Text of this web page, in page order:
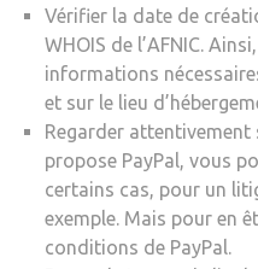
Vérifier la date de
WHOIS de l’AFNIC.
informations
et sur le lieu
Regarder attentivement
propose PayPal, vous
certains cas, pour un
exemple. Mais pour en
conditions de PayPal.